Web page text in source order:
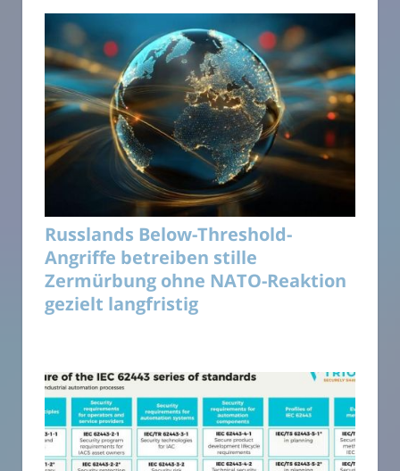
Russlands Below-Threshold-
Angriffe betreiben stille
Zermürbung ohne NATO-Reaktion
gezielt langfristig